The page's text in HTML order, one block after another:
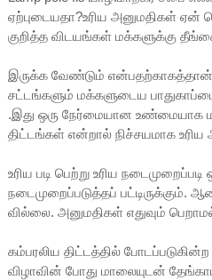
ஏற்புடையதா?உரிய அனுமதிகள்
குறித்த விடயங்கள் மக்களுக்கு
இருக்க வேண்டும் என்பதற்காகத்தான்.
சட்டங்களும் மக்களுடைய பாதுகாப்பை
.இது ஒரு நேர்மையான உண்மையாக
திட்டங்கள் என்றால் நிச்சயமாக
உரிய படி பெற்று உரிய
நடைமுறைப்படுத்தப் பட்டிருக்கும்.
வில்லை. அனுமதிகள் எதுவும்
கம்பரலிய திட்டத்தில்
விழாவின் போது மாலையுடன்